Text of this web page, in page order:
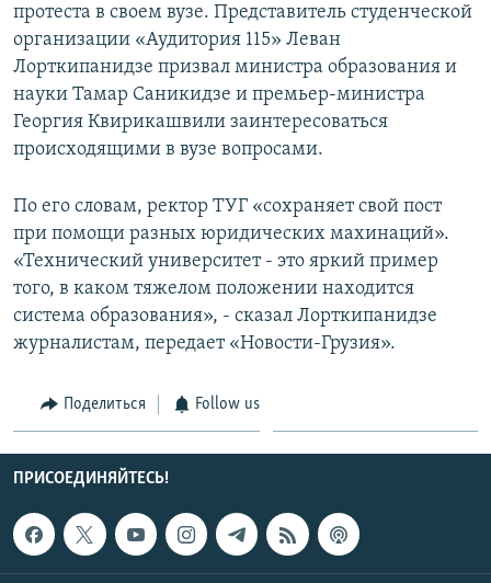
протеста в своем вузе. Представитель студенческой
организации «Аудитория 115» Леван
Лорткипанидзе призвал министра образования и
науки Тамар Саникидзе и премьер-министра
Георгия Квирикашвили заинтересоваться
происходящими в вузе вопросами.
По его словам, ректор ТУГ «сохраняет свой пост
при помощи разных юридических махинаций».
«Технический университет - это яркий пример
того, в каком тяжелом положении находится
система образования», - сказал Лорткипанидзе
журналистам, передает «Новости-Грузия».
Поделиться Follow us
ПРИСОЕДИНЯЙТЕСЬ!